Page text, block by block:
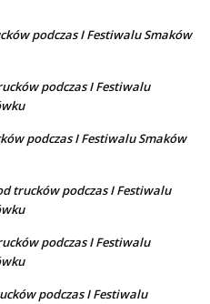
podczas I Festiwalu Smaków
podczas I Festiwalu
podczas I Festiwalu Smaków
trucków podczas I Festiwalu
podczas I Festiwalu
podczas I Festiwalu